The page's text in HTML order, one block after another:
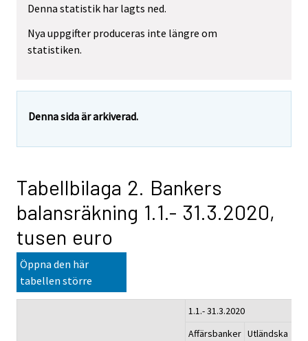
Denna statistik har lagts ned.
Nya uppgifter produceras inte längre om
statistiken.
Denna sida är arkiverad.
Tabellbilaga 2. Bankers
balansräkning 1.1.- 31.3.2020,
tusen euro
Öppna den här
tabellen större
1.1.- 31.3.2020
Affärsbanker Utländska